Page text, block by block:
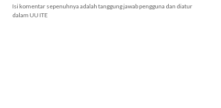
Isi komentar sepenuhnya adalah tanggung jawab pengguna dan diatur
dalam UU ITE